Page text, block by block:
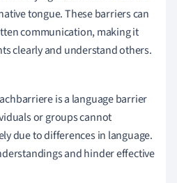
tongue. These barriers can
communication, making it
clearly and understand others.
is a language barrier
or groups cannot
due to differences in language.
and hinder effective